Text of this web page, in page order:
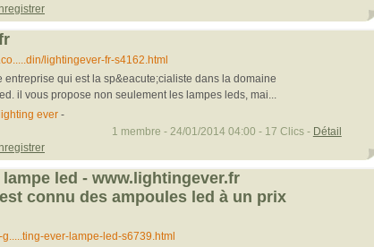
lightingever-fr-s4162.html
entreprise qui est la sp&eacute;cialiste dans la domaine
il vous propose non seulement les lampes leds, mai...
lighting ever-
1 membre - 24/01/2014 04:00 - 17 Clics - Détail
lampe led - www.lightingever.fr
connu des ampoules led à un prix
ever-lampe-led-s6739.html